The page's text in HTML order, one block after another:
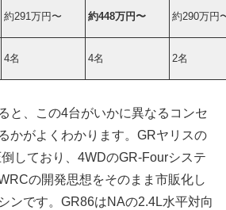
約291万円〜 約448万円〜 約290万円
4名 4名 2名
と、この4台がいかに異なるコンセ
かがよくわかります。GRヤリスの
しており、4WDのGR-Fourシステ
の開発思想をそのまま市販化し
ンです。GR86はNAの2.4L水平対向